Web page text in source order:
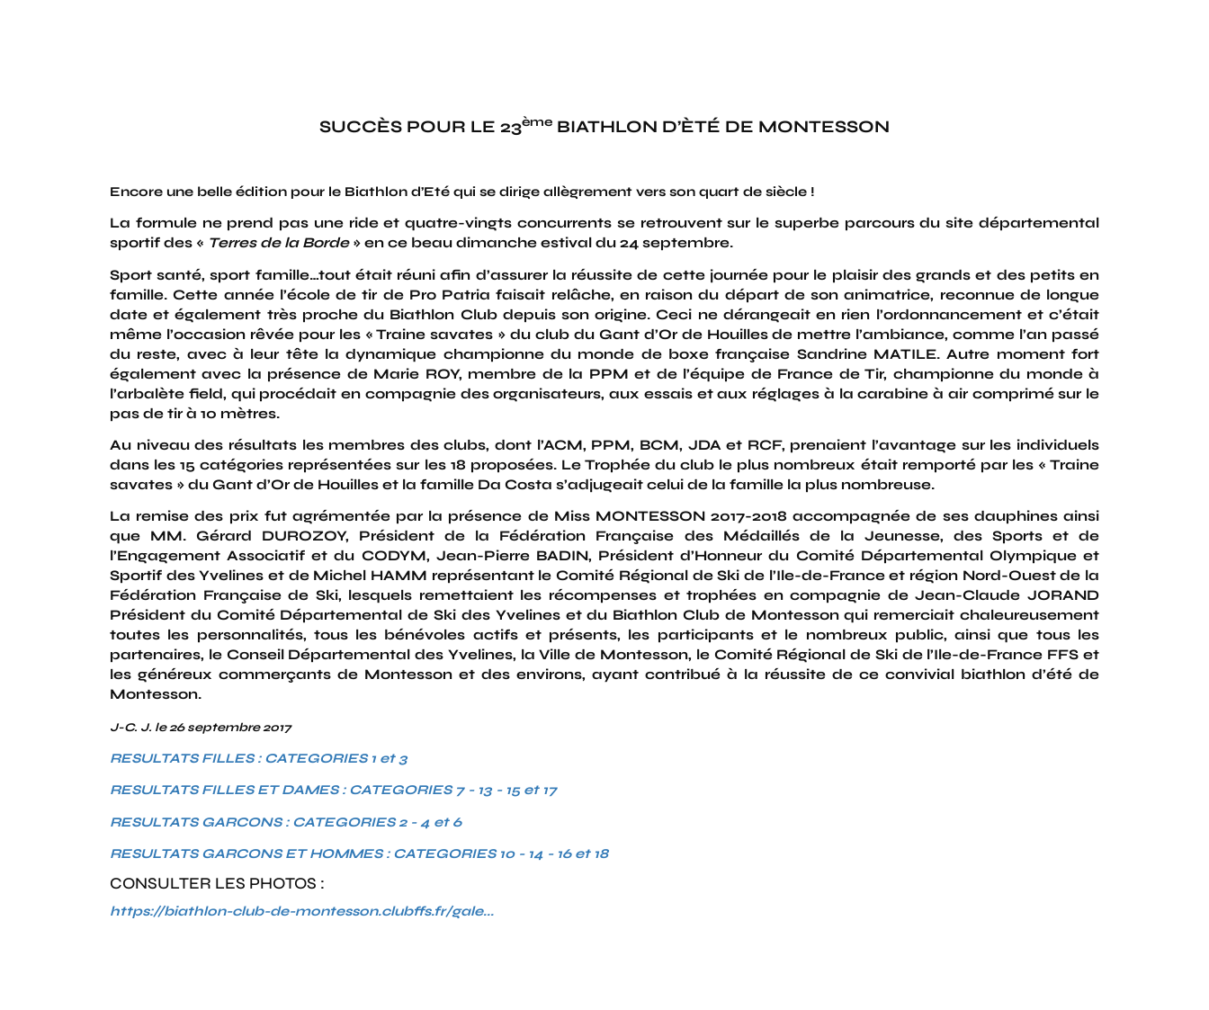
SUCCÈS POUR LE 23ème BIATHLON D’ÈTÉ DE MONTESSON
Encore une belle édition pour le Biathlon d’Eté qui se dirige allègrement vers son quart de siècle !
La formule ne prend pas une ride et quatre-vingts concurrents se retrouvent sur le superbe parcours du site départemental
sportif des « Terres de la Borde» en ce beau dimanche estival du 24 septembre.
Sport santé, sport famille…tout était réuni afin d’assurer la réussite de cette journée pour le plaisir des grands et des petits en
famille. Cette année l’école de tir de Pro Patria faisait relâche, en raison du départ de son animatrice, reconnue de longue
date et également très proche du Biathlon Club depuis son origine. Ceci ne dérangeait en rien l’ordonnancement et c’était
même l’occasion rêvée pour les « Traine savates » du club du Gant d’Or de Houilles de mettre l’ambiance, comme l’an passé
du reste, avec à leur tête la dynamique championne du monde de boxe française Sandrine MATILE. Autre moment fort
également avec la présence de Marie ROY, membre de la PPM et de l’équipe de France de Tir, championne du monde à
l’arbalète field, qui procédait en compagnie des organisateurs, aux essais et aux réglages à la carabine à air comprimé sur le
pas de tir à 10 mètres.
Au niveau des résultats les membres des clubs, dont l’ACM, PPM, BCM, JDA et RCF, prenaient l’avantage sur les individuels
dans les 15 catégories représentées sur les 18 proposées. Le Trophée du club le plus nombreux était remporté par les « Traine
savates » du Gant d’Or de Houilles et la famille Da Costa s’adjugeait celui de la famille la plus nombreuse.
La remise des prix fut agrémentée par la présence de Miss MONTESSON 2017-2018 accompagnée de ses dauphines ainsi
que MM. Gérard DUROZOY, Président de la Fédération Française des Médaillés de la Jeunesse, des Sports et de
l’Engagement Associatif et du CODYM, Jean-Pierre BADIN, Président d’Honneur du Comité Départemental Olympique et
Sportif des Yvelines et de Michel HAMM représentant le Comité Régional de Ski de l’Ile-de-France et région Nord-Ouest de la
Fédération Française de Ski, lesquels remettaient les récompenses et trophées en compagnie deJean-Claude JORAND
Président du Comité Départemental de Ski des Yvelines et du Biathlon Club de Montesson qui remerciait chaleureusement
toutes les personnalités, tous les bénévoles actifs et présents, les participants et le nombreux public, ainsi que tous les
partenaires, le Conseil Départemental des Yvelines, la Ville de Montesson, le Comité Régional de Ski de l’Ile-de-France FFS et
les généreux commerçants de Montesson et des environs, ayant contribué à la réussite de ce convivial biathlon d’été de
Montesson.
J-C. J. le 26 septembre 2017
RESULTATS FILLES : CATEGORIES 1 et 3
RESULTATS FILLES ET DAMES : CATEGORIES 7 - 13 - 15 et 17
RESULTATS GARCONS : CATEGORIES 2 - 4 et 6
RESULTATS GARCONS ET HOMMES : CATEGORIES 10 - 14 - 16 et 18
CONSULTER LES PHOTOS :
https://biathlon-club-de-montesson.clubffs.fr/gale...